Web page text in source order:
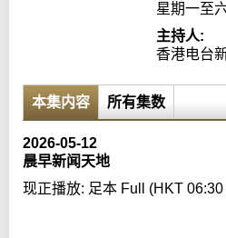
星期一至
主持人:
香港电台
本集内容 所有集数
2026-05-12
晨早新闻天地
现正播放: 足本 Full (HKT